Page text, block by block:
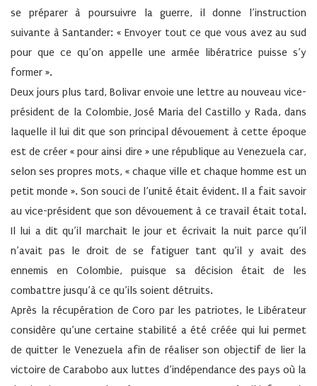
se préparer à poursuivre la guerre, il donne l’instruction
suivante à Santander: « Envoyer tout ce que vous avez au sud
pour que ce qu’on appelle une armée libératrice puisse s’y
former ».
Deux jours plus tard, Bolivar envoie une lettre au nouveau vice-
président de la Colombie, José Maria del Castillo y Rada, dans
laquelle il lui dit que son principal dévouement à cette époque
est de créer « pour ainsi dire » une république au Venezuela car,
selon ses propres mots, « chaque ville et chaque homme est un
petit monde ». Son souci de l’unité était évident. Il a fait savoir
au vice-président que son dévouement à ce travail était total.
Il lui a dit qu’il marchait le jour et écrivait la nuit parce qu’il
n’avait pas le droit de se fatiguer tant qu’il y avait des
ennemis en Colombie, puisque sa décision était de les
combattre jusqu’à ce qu’ils soient détruits.
Après la récupération de Coro par les patriotes, le Libérateur
considère qu’une certaine stabilité a été créée qui lui permet
de quitter le Venezuela afin de réaliser son objectif de lier la
victoire de Carabobo aux luttes d’indépendance des pays où la